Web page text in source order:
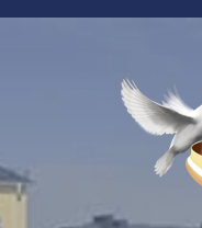
Перейти